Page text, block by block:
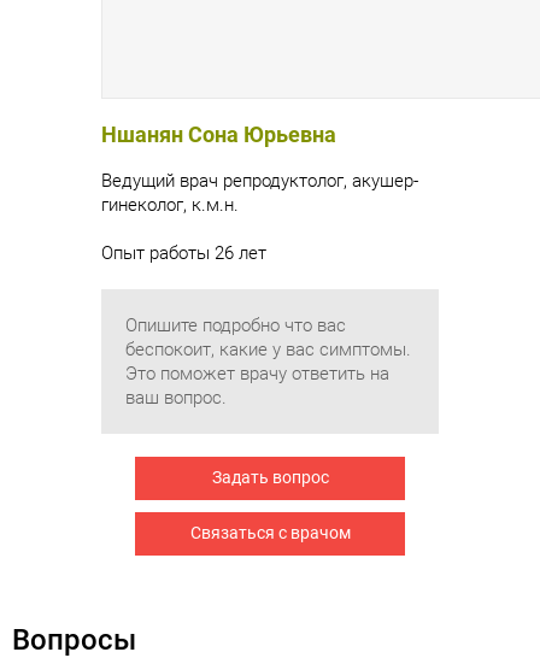
Ншанян Сона Юрьевна
Ведущий врач репродуктолог, акушер-
гинеколог, к.м.н.
Опыт работы 26 лет
Опишите подробно что вас
беспокоит, какие у вас симптомы.
Это поможет врачу ответить на
ваш вопрос.
Задать вопрос
Связаться с врачом
Вопросы